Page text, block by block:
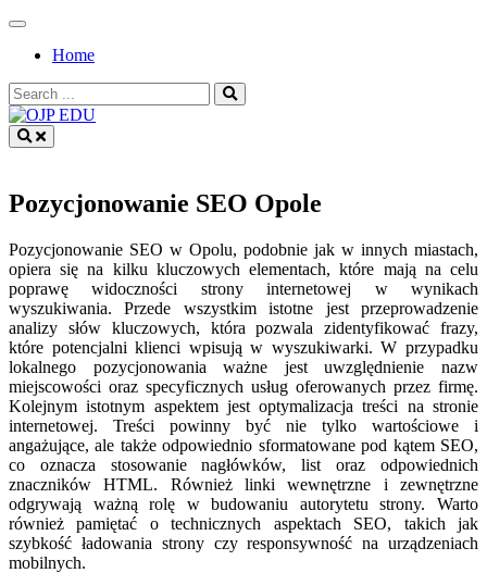
Skip
contentHome
Search
for:
Pozycjonowanie SEO Opole
Pozycjonowanie SEO w Opolu, podobnie jak w innych miastach,
opiera się na kilku kluczowych elementach, które mają na celu
poprawę widoczności strony internetowej w wynikach
wyszukiwania. Przede wszystkim istotne jest przeprowadzenie
analizy słów kluczowych, która pozwala zidentyfikować frazy,
które potencjalni klienci wpisują w wyszukiwarki. W przypadku
lokalnego pozycjonowania ważne jest uwzględnienie nazw
miejscowości oraz specyficznych usług oferowanych przez firmę.
Kolejnym istotnym aspektem jest optymalizacja treści na stronie
internetowej. Treści powinny być nie tylko wartościowe i
angażujące, ale także odpowiednio sformatowane pod kątem SEO,
co oznacza stosowanie nagłówków, list oraz odpowiednich
znaczników HTML. Również linki wewnętrzne i zewnętrzne
odgrywają ważną rolę w budowaniu autorytetu strony. Warto
również pamiętać o technicznych aspektach SEO, takich jak
szybkość ładowania strony czy responsywność na urządzeniach
mobilnych.